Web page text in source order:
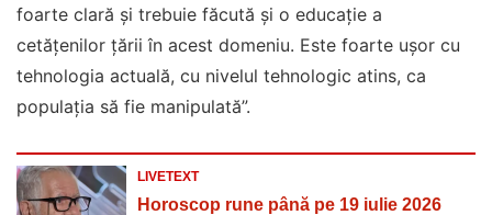
foarte clară şi trebuie făcută şi o educaţie a
cetăţenilor ţării în acest domeniu. Este foarte uşor cu
tehnologia actuală, cu nivelul tehnologic atins, ca
populaţia să fie manipulată”.
LIVETEXT
Horoscop rune până pe 19 iulie 2026